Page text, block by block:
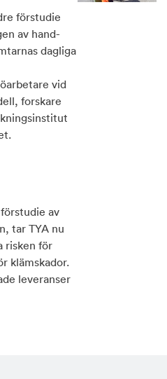
förstudie
av hand-
dagliga
vid
forskare
av
tar TYA nu
risken för
klämskador.
leveranser